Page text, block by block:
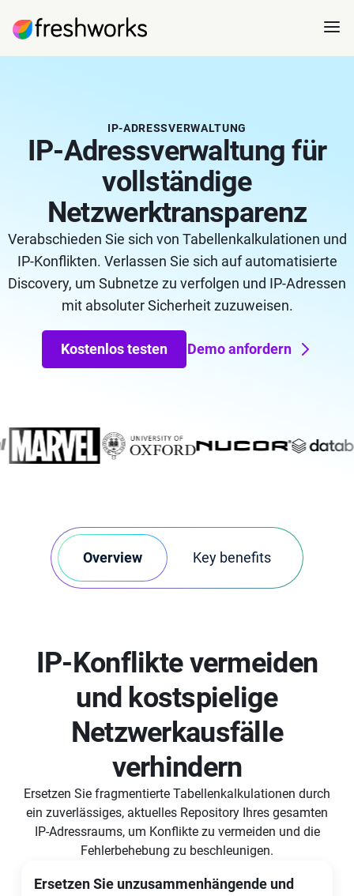
IP-ADRESSVERWALTUNG
IP-Adressverwaltung für
vollständige
Netzwerktransparenz
Verabschieden Sie sich von Tabellenkalkulationen und
IP-Konflikten. Verlassen Sie sich auf automatisierte
Discovery, um Subnetze zu verfolgen und IP-Adressen
mit absoluter Sicherheit zuzuweisen.
Kostenlos testen Demo anfordern
Overview Key benefits
IP-Konflikte vermeiden
und kostspielige
Netzwerkausfälle
verhindern
Ersetzen Sie fragmentierte Tabellenkalkulationen durch
ein zuverlässiges, aktuelles Repository Ihres gesamten
IP-Adressraums, um Konflikte zu vermeiden und die
Fehlerbehebung zu beschleunigen.
Ersetzen Sie unzusammenhängende und